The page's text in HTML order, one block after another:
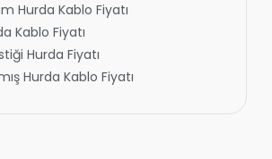
Hurda Kablo Fiyatı
Kablo Fiyatı
Hurda Fiyatı
Hurda Kablo Fiyatı